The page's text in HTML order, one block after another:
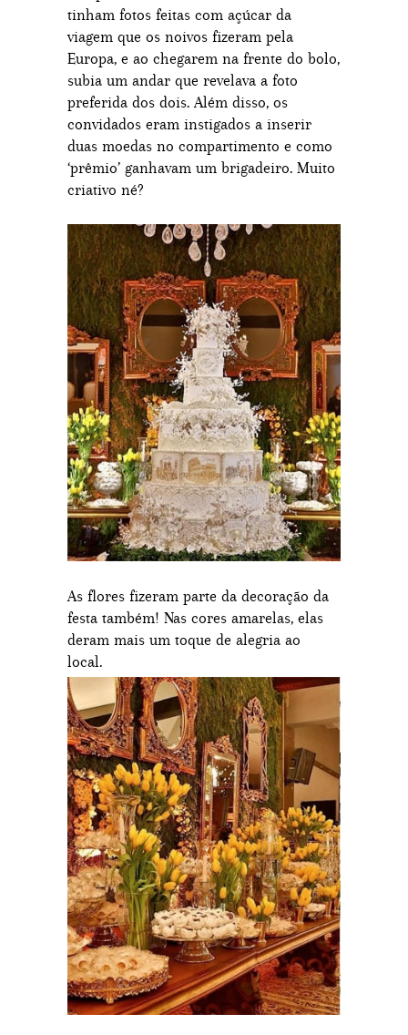
tinham fotos feitas com açúcar da
viagem que os noivos fizeram pela
Europa, e ao chegarem na frente do bolo,
subia um andar que revelava a foto
preferida dos dois. Além disso, os
convidados eram instigados a inserir
duas moedas no compartimento e como
‘prêmio’ ganhavam um brigadeiro. Muito
criativo né?
As flores fizeram parte da decoração da
festa também! Nas cores amarelas, elas
deram mais um toque de alegria ao
local.